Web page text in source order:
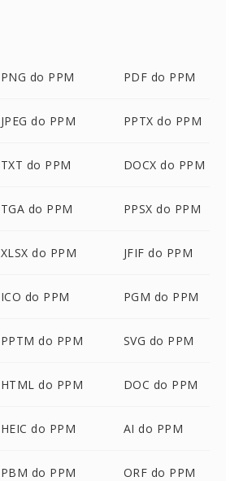
PNG do PPM PDF do PPM
JPEG do PPM PPTX do PPM
TXT do PPM DOCX do PPM
TGA do PPM PPSX do PPM
XLSX do PPM JFIF do PPM
ICO do PPM PGM do PPM
PPTM do PPM SVG do PPM
HTML do PPM DOC do PPM
HEIC do PPM AI do PPM
PBM do PPM ORF do PPM